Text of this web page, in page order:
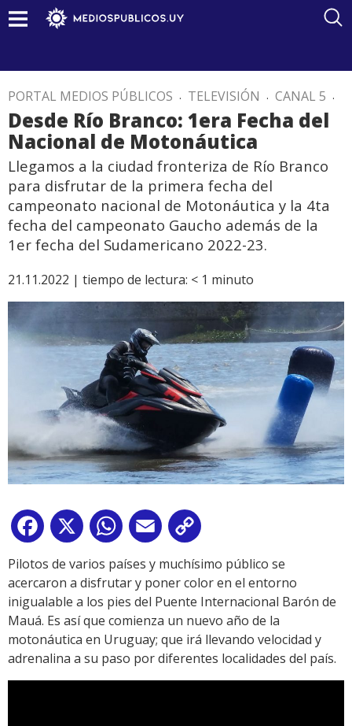
PORTAL MEDIOS PÚBLICOS . TELEVISIÓN . CANAL 5 .
Desde Río Branco: 1era Fecha del
Nacional de Motonáutica
Llegamos a la ciudad fronteriza de Río Branco
para disfrutar de la primera fecha del
campeonato nacional de Motonáutica y la 4ta
fecha del campeonato Gaucho además de la
1er fecha del Sudamericano 2022-23.
21.11.2022 | tiempo de lectura: < 1 minuto
Facebook
X WhatsApp
Email
Link
Pilotos de varios países y muchísimo público se
acercaron a disfrutar y poner color en el entorno
inigualable a los pies del Puente Internacional Barón de
Mauá. Es así que comienza un nuevo año de la
motonáutica en Uruguay; que irá llevando velocidad y
adrenalina a su paso por diferentes localidades del país.